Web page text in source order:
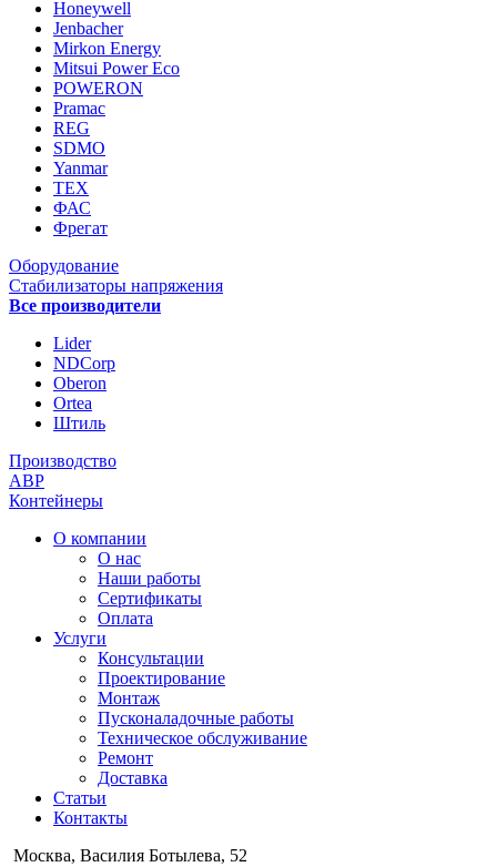
Honeywell
Jenbacher
Mirkon Energy
Mitsui Power Eco
POWERON
Pramac
REG
SDMO
Yanmar
ТЕХ
ФАС
Фрегат
Оборудование
Стабилизаторы напряжения
Все производители
Lider
NDCorp
Oberon
Ortea
Штиль
Производство
АВР
Контейнеры
О компании
О нас
Наши работы
Сертификаты
Оплата
Услуги
Консультации
Проектирование
Монтаж
Пусконаладочные работы
Техническое обслуживание
Ремонт
Доставка
Статьи
Контакты
Москва, Василия Ботылева, 52